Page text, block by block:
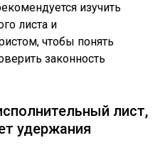
изучить
листа и
чтобы понять
законность
лист,
удержания